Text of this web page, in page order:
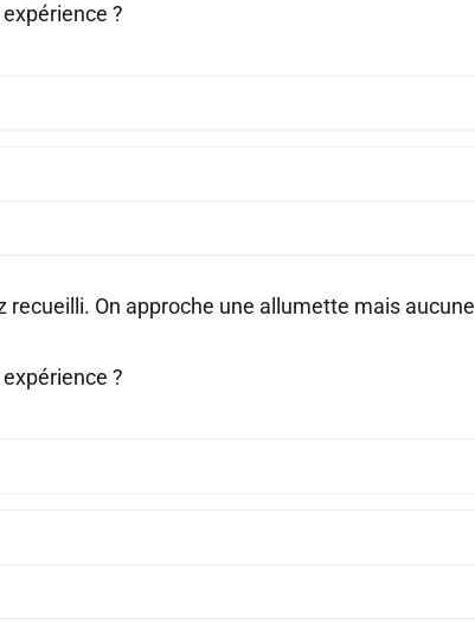
?
recueilli. On approche une allumette mais aucune
?